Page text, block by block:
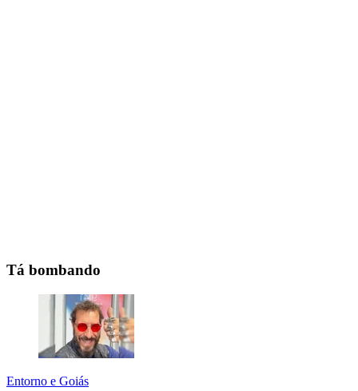
Tá bombando
Entorno e Goiás